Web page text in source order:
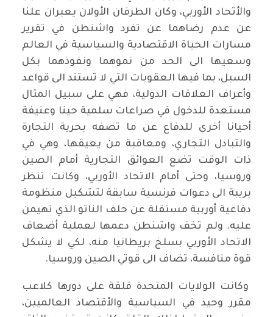
والأتحاد الأوربي، وكان الطرفان الأولان يعبران علنا
عن عدم رضاهما عن تفرد واشنطن في تقرير
مسارات الحياة الاقتصادية والسياسية في العالم
وسعيها الى الحد من نموهما ونفوذهما بكل
السبل، بما فيها العقوبات التي لا تستند الى قواعد
وأعراف العلاقات الدولية، فهي على سبيل المثال
مستعدة للدخول في صراعات سلمية حينا وعنيفة
أحيانا أخرى للدفاع عن ما تصفه بحرية التجارة
والتبادل التجاري، ومعاقبة من يعيقها، وهي في
ذات الوقت تضع العوائق التجارية أمام الصين
وروسيا، وحتى أمام الاتحاد الأوربي، وكانت تنظر
بريبة الى دعوات فرنسية سابقة لتشكيل منظومة
دفاعية أوربية مستقلة عن حلف الناتو الذي تهيمن
عليه. ولم تخف واشنطن دعمها لعملية أضعاف
الاتحاد الأوربي بسلخ بريطانيا منه، لكي لا يشكل
قوة منافسة، تضاف الى قوتي الصين وروسيا.
وكانت الولايات المتحدة قلقة على دورها كلاعب
مقرر وحيد في السياسية والأقتصاد العالميين،